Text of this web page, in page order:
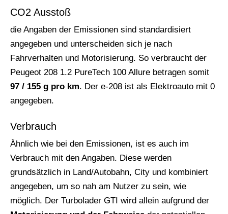
CO2 Ausstoß
die Angaben der Emissionen sind standardisiert
angegeben und unterscheiden sich je nach
Fahrverhalten und Motorisierung. So verbraucht der
Peugeot 208 1.2 PureTech 100 Allure betragen somit
97 / 155 g pro km. Der e-208 ist als Elektroauto mit 0
angegeben.
Verbrauch
Ähnlich wie bei den Emissionen, ist es auch im
Verbrauch mit den Angaben. Diese werden
grundsätzlich in Land/Autobahn, City und kombiniert
angegeben, um so nah am Nutzer zu sein, wie
möglich. Der Turbolader GTI wird allein aufgrund der